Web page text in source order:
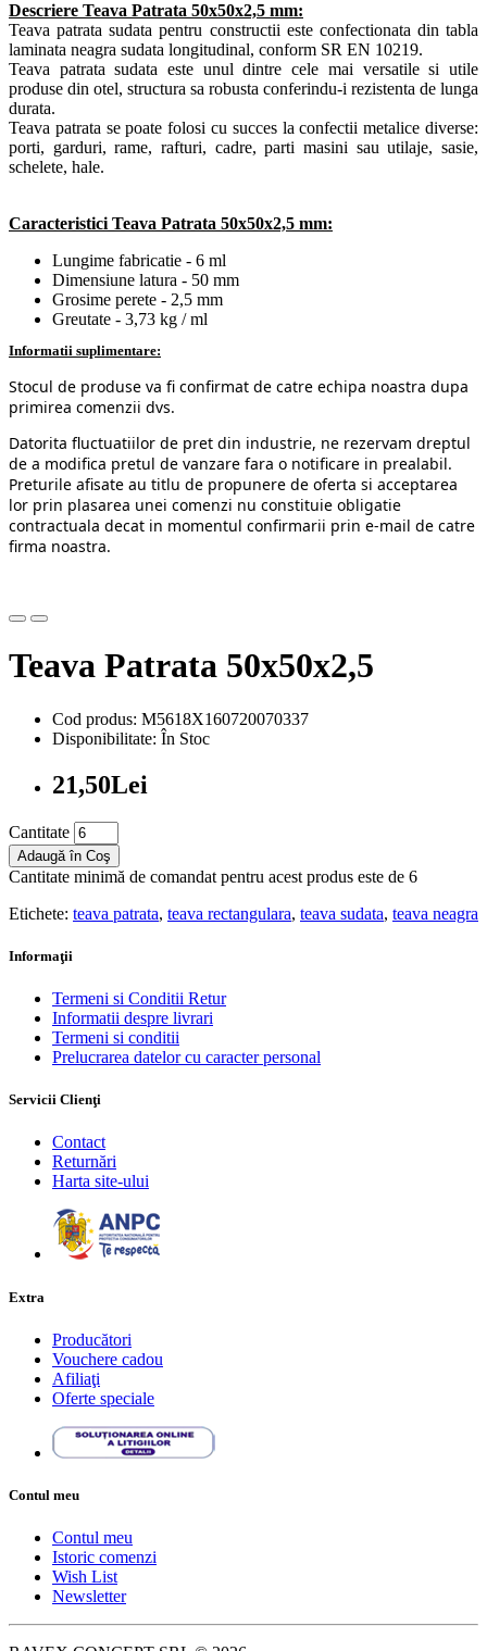
Descriere Teava Patrata 50x50x2,5 mm:
Teava patrata sudata pentru constructii este confectionata din tabla
laminata neagra sudata longitudinal, conform SR EN 10219.
Teava patrata sudata este unul dintre cele mai versatile si utile
produse din otel, structura sa robusta conferindu-i rezistenta de lunga
durata.
Teava patrata se poate folosi cu succes la confectii metalice diverse:
porti, garduri, rame, rafturi, cadre, parti masini sau utilaje, sasie,
schelete, hale.
Caracteristici Teava Patrata 50x50x2,5 mm:
Lungime fabricatie - 6 ml
Dimensiune latura - 50 mm
Grosime perete - 2,5 mm
Greutate - 3,73 kg / ml
Informatii suplimentare:
Stocul de produse va fi confirmat de catre echipa noastra dupa
primirea comenzii dvs.
Datorita fluctuatiilor de pret din industrie, ne rezervam dreptul
de a modifica pretul de vanzare fara o notificare in prealabil.
Preturile afisate au titlu de propunere de oferta si acceptarea
lor prin plasarea unei comenzi nu constituie obligatie
contractuala decat in momentul confirmarii prin e-mail de catre
firma noastra.
Teava Patrata 50x50x2,5
Cod produs: M5618X160720070337
Disponibilitate: În Stoc
21,50Lei
Cantitate
Adaugă în Coş
Cantitate minimă de comandat pentru acest produs este de 6
Etichete: teava patrata, teava rectangulara, teava sudata, teava neagra
Informaţii
Termeni si Conditii Retur
Informatii despre livrari
Termeni si conditii
Prelucrarea datelor cu caracter personal
Servicii Clienţi
Contact
Returnări
Harta site-ului
Extra
Producători
Vouchere cadou
Afiliaţi
Oferte speciale
Contul meu
Contul meu
Istoric comenzi
Wish List
Newsletter